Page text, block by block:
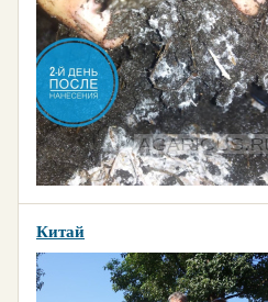
Китай